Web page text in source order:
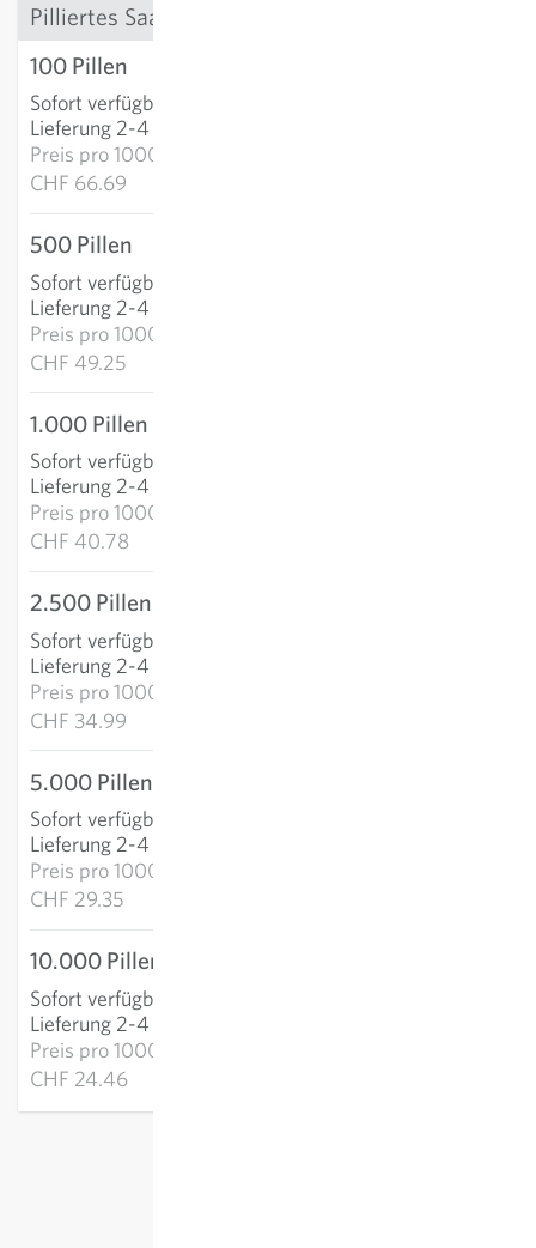
Pilliertes Saatgut
100 Pillen
Sofort verfügbar
Lieferung 2-4 Tage
Preis pro1000p:
CHF 66.69
500 Pillen
Sofort verfügbar
Lieferung 2-4 Tage
Preis pro1000p:
CHF 49.25
1.000 Pillen
Sofort verfügbar
Lieferung 2-4 Tage
Preis pro1000p:
CHF 40.78
2.500 Pillen
Sofort verfügbar
Lieferung 2-4 Tage
Preis pro1000p:
CHF 34.99
5.000 Pillen
Sofort verfügbar
Lieferung 2-4 Tage
Preis pro1000p:
CHF 29.35
10.000 Pillen
Sofort verfügbar
Lieferung 2-4 Tage
Preis pro1000p:
CHF 24.46